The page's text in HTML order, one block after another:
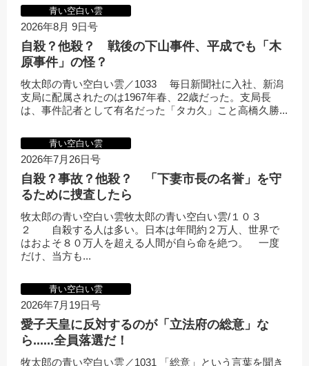
青い空白い雲
2026年8月 9日号
自殺？他殺？ 戦後の下山事件、平成でも「木
原事件」の怪？
牧太郎の青い空白い雲／1033 毎日新聞社に入社、新潟
支局に配属されたのは1967年春、22歳だった。支局長
は、事件記者として有名だった「タカ久」こと高橋久勝...
青い空白い雲
2026年7月26日号
自殺？事故？他殺？ 「下妻市長の名誉」を守
るために捜査したら
牧太郎の青い空白い雲牧太郎の青い空白い雲/１０３
２ 自殺する人は多い。日本は年間約２万人、世界で
はおよそ８０万人を超える人間が自ら命を絶つ。 一度
だけ、当方も...
青い空白い雲
2026年7月19日号
愛子天皇に反対するのが「立法府の総意」な
ら......全員落選だ！
牧太郎の青い空白い雲／1031 「総意」という言葉を聞き